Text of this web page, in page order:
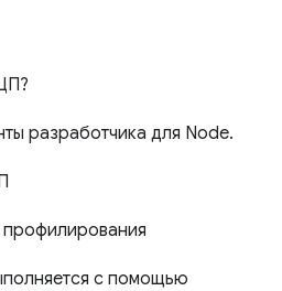
разработчика для Node.
профилирования
с помощью